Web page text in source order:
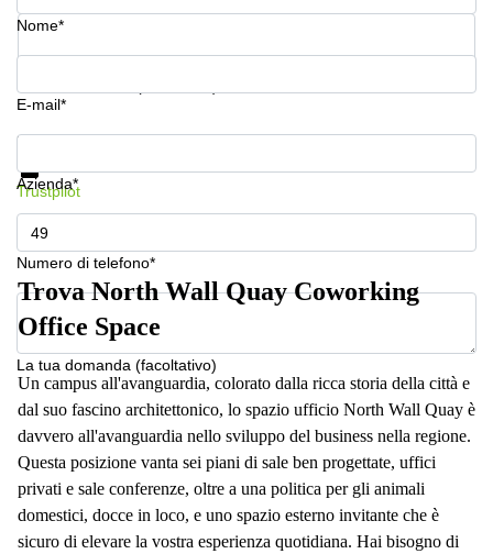
a
Milano
Meeting
Coworking
in affitto su
Via Cipro,
Brescia
Ufficio
Coworking
a Vicenza
Affitto
Business
Centers
a Como
Nome*
E-mail*
Azienda*
Numero di telefono*
La tua domanda (facoltativo)
Mostra prezzi e maggiori informazioni
Trustpilot
Trova North Wall Quay Coworking
Office Space
Un campus all'avanguardia, colorato dalla ricca storia della città e
dal suo fascino architettonico, lo spazio ufficio North Wall Quay è
davvero all'avanguardia nello sviluppo del business nella regione.
Questa posizione vanta sei piani di sale ben progettate, uffici
privati ​​e sale conferenze, oltre a una politica per gli animali
domestici, docce in loco, e uno spazio esterno invitante che è
sicuro di elevare la vostra esperienza quotidiana. Hai bisogno di